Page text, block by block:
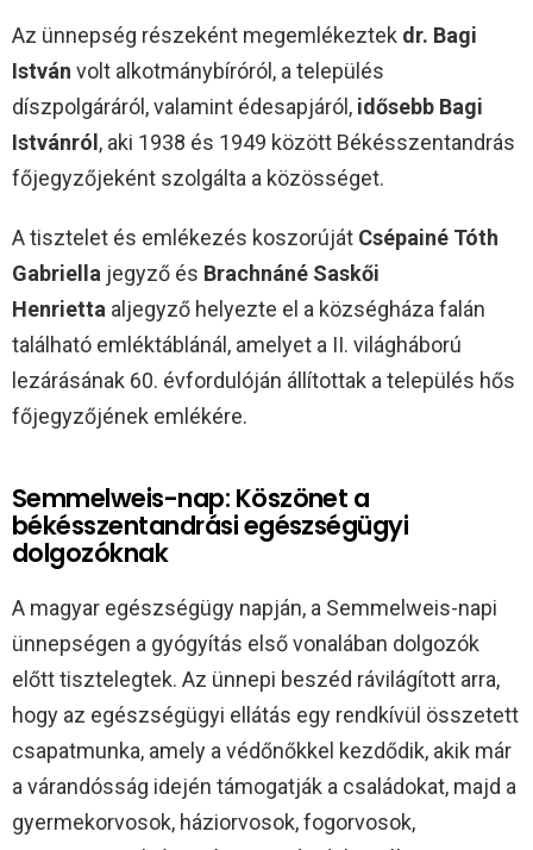
Az ünnepség részeként megemlékeztek dr. Bagi
István volt alkotmánybíróról, a település
díszpolgáráról, valamint édesapjáról, idősebb Bagi
Istvánról , aki 1938 és 1949 között Békésszentandrás
főjegyzőjeként szolgálta a közösséget.
A tisztelet és emlékezés koszorúját Csépainé Tóth
Gabriella jegyző és Brachnáné Saskői
Henrietta aljegyző helyezte el a községháza falán
található emléktáblánál, amelyet a II. világháború
lezárásának 60. évfordulóján állítottak a település hős
főjegyzőjének emlékére.
Semmelweis-nap: Köszönet a
békésszentandrási egészségügyi
dolgozóknak
A magyar egészségügy napján, a Semmelweis-napi
ünnepségen a gyógyítás első vonalában dolgozók
előtt tisztelegtek. Az ünnepi beszéd rávilágított arra,
hogy az egészségügyi ellátás egy rendkívül összetett
csapatmunka, amely a védőnőkkel kezdődik, akik már
a várandósság idején támogatják a családokat, majd a
gyermekorvosok, háziorvosok, fogorvosok,